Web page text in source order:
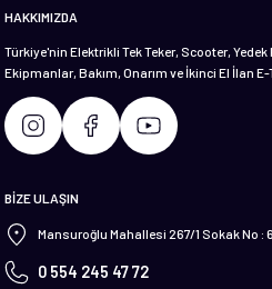
HAKKIMIZDA
Türkiye'nin Elektrikli Tek Teker, Scooter,
Ekipmanlar, Bakım, Onarım ve İkinci El İlan
BİZE ULAŞIN
Mansuroğlu Mahallesi 267/1 Sokak No
0 554 245 47 72